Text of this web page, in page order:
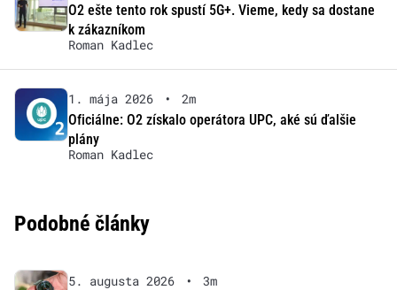
O2 ešte tento rok spustí 5G+. Vieme, kedy sa dostane
k zákazníkom
Roman Kadlec
1. mája 2026 •
2m
Oficiálne: O2 získalo operátora UPC, aké sú ďalšie
plány
Roman Kadlec
Podobné články
5. augusta 2026 •
3m